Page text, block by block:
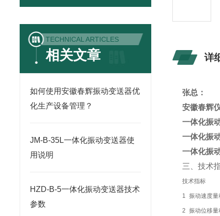
TECHNICAL ARTICLES
相关文章
如何使用安徽春辉振动变送器优
化生产设备管理？
JM-B-35L一体化振动变送器使
用说明
HZD-B-5一体化振动变送器技术
参数
详
张总：
安徽春辉
一体化振
一体化振
一体化振
三、技术
技术指标
1 振动速度量
2 振动位移量